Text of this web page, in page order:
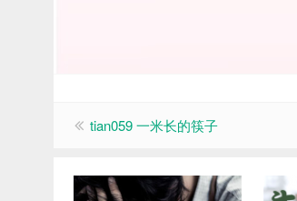
tian059 一米长的筷子